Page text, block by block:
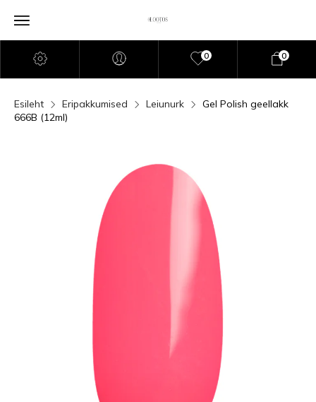
0 0
Esileht Eripakkumised Leiunurk
Gel Polish geellakk
666B (12ml)